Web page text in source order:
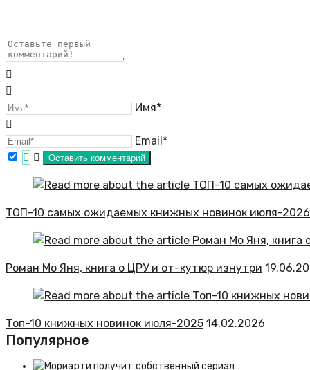
Имя*
Email*
ТОП-10 самых ожидаемых книжных новинок июля-2026
Роман Мо Яня, книга о ЦРУ и от-кутюр изнутри
Топ-10 книжных новинок июля-2025 14.02.2026
Популярное